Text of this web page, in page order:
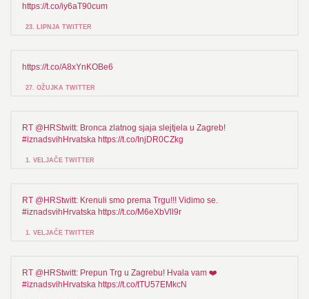
https://t.co/iy6aT90cum
23. LIPNJA TWITTER
https://t.co/A8xYnKOBe6
27. OŽUJKA TWITTER
RT @HRStwitt: Bronca zlatnog sjaja slejtjela u Zagreb!
#iznadsvihHrvatska https://t.co/InjDR0CZkg
1. VELJAČE TWITTER
RT @HRStwitt: Krenuli smo prema Trgu!!! Vidimo se.
#iznadsvihHrvatska https://t.co/M6eXbVll9r
1. VELJAČE TWITTER
RT @HRStwitt: Prepun Trg u Zagrebu! Hvala vam ❤️
#iznadsvihHrvatska https://t.co/tTU57EMkcN